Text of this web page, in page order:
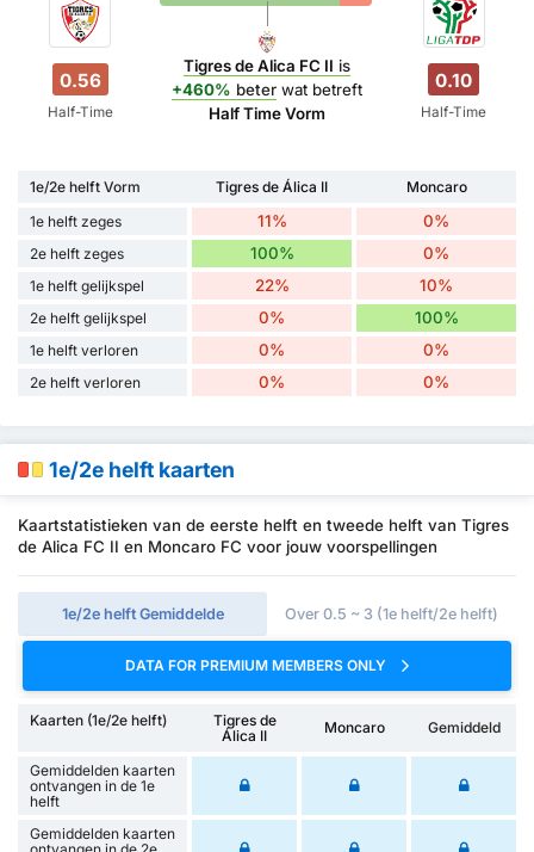
0.56
Half-Time
Tigres de Alica FC II is
+460% beterwat betreft
Half Time Vorm
0.10
Half-Time
1e/2e helft Vorm Tigres de Álica II
Moncaro
1e helft zeges
11% 0%
2e helft zeges 100% 0%
1e helft gelijkspel 22% 10%
2e helft gelijkspel 0% 100%
1e helft verloren 0% 0%
2e helft verloren 0% 0%
1e/2e helft kaarten
Kaartstatistieken van de eerste helft en tweede helft van Tigres
de Alica FC II en Moncaro FC voor jouw voorspellingen
1e/2e helft Gemiddelde Over 0.5 ~ 3 (1e helft/2e helft)
DATA FOR PREMIUM MEMBERS ONLY
Kaarten (1e/2e helft)
Tigres de
Álica II
Moncaro Gemiddeld
Gemiddelden kaarten
ontvangen in de 1e
helft
Gemiddelden kaarten